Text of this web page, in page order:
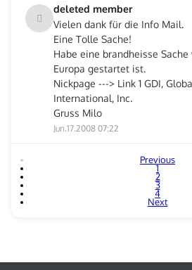
deleted member
Vielen dank für die Info Mail.
Eine Tolle Sache!
Habe eine brandheisse
Europa gestartet ist.
Nickpage ---> Link 1 GDI,
International, Inc.
Gruss Milo
Jun.17.2008 07:22
Previous
1
2
3
4
Next